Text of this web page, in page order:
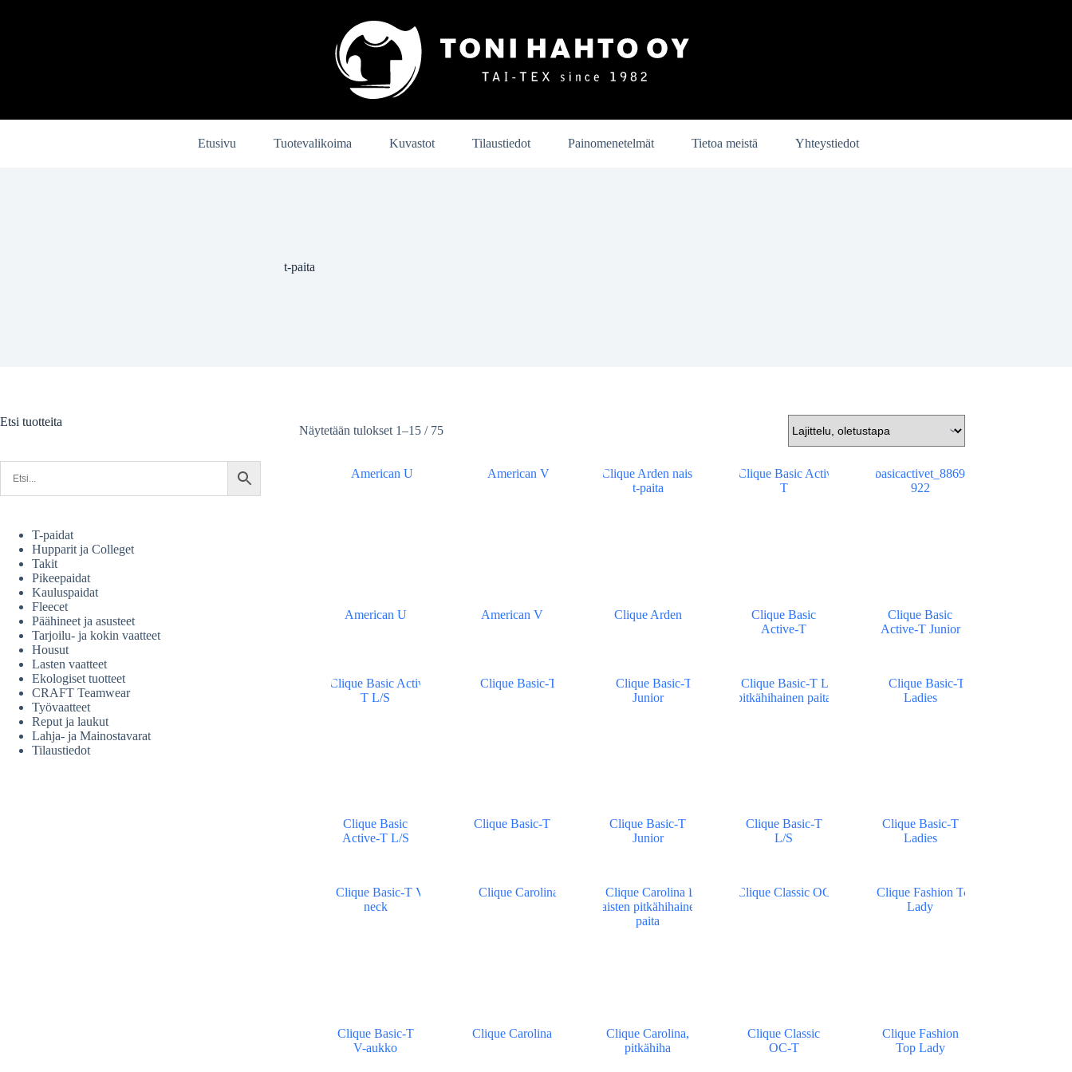
Etusivu Tuotevalikoima Kuvastot Tilaustiedot Painomenetelmät Tietoa meistä Yhteystiedot
t-paita
Näytetään tulokset 1–15 / 75
American U American V Clique Arden
Clique Basic
Active-T
Clique Basic
Active-T Junior
Clique Basic
Active-T L/S
Clique Basic-T
Clique Basic-T
Junior
Clique Basic-T
L/S
Clique Basic-T
Ladies
Clique Basic-T
V-aukko
Clique Carolina
Clique Carolina,
pitkähiha
Clique Classic
OC-T
Clique Fashion
Top Lady
Etsi tuotteita
T-paidat
Hupparit ja Colleget
Takit
Pikeepaidat
Kauluspaidat
Fleecet
Päähineet ja asusteet
Tarjoilu- ja kokin vaatteet
Housut
Lasten vaatteet
Ekologiset tuotteet
CRAFT Teamwear
Työvaatteet
Reput ja laukut
Lahja- ja Mainostavarat
Tilaustiedot